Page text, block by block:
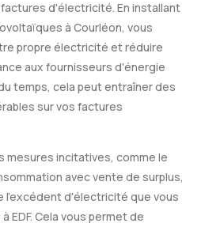
d'électricité. En installant
à Courléon, vous
propre électricité et réduire
aux fournisseurs d'énergie
temps, cela peut entraîner des
sur vos factures
mesures incitatives, comme le
avec vente de surplus,
l'excédent d'électricité que vous
EDF. Cela vous permet de